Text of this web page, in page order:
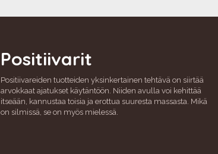
Positiivarit
Positiivareiden tuotteiden yksinkertainen tehtävä on siirtää
arvokkaat ajatukset käytäntöön. Niiden avulla voi kehittää
itseään, kannustaa toisia ja erottua suuresta massasta. Mikä
on silmissä, se on myös mielessä.